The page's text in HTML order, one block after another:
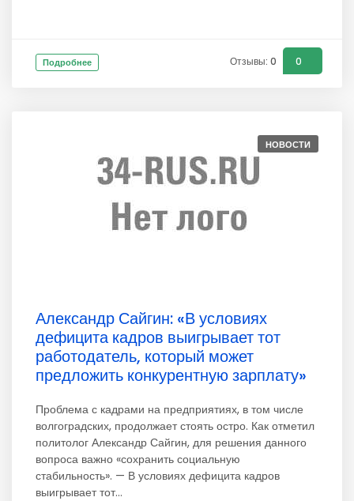
Подробнее Отзывы: 0 0
НОВОСТИ
Александр Сайгин: «В условиях
дефицита кадров выигрывает тот
работодатель, который может
предложить конкурентную зарплату»
Проблема с кадрами на предприятиях, в том числе
волгоградских, продолжает стоять остро. Как отметил
политолог Александр Сайгин, для решения данного
вопроса важно «сохранить социальную
стабильность». — В условиях дефицита кадров
выигрывает тот...